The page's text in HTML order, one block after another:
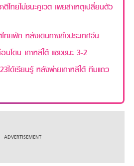
ทยไม่ชนะคูเวต เผยสาเหตุเปลี่ยนตัว
ยพัก หลังเดินทางถึงประเทศจีน
นโดน เกาหลีใต้ แซงชนะ 3-2
ได้เรียนรู้ หลังพ่ายเกาหลีใต้ ทีมแถว